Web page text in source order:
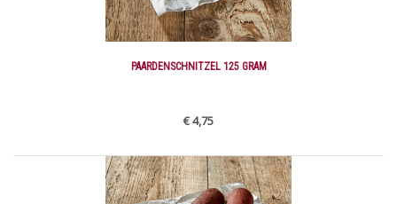
PAARDENSCHNITZEL 125 GRAM
€ 4,75